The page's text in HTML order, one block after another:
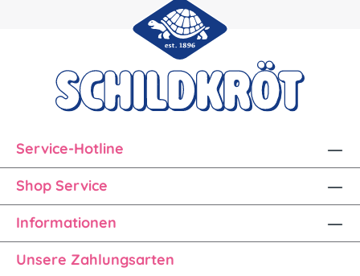
Service-Hotline
Shop Service
Informationen
Unsere Zahlungsarten